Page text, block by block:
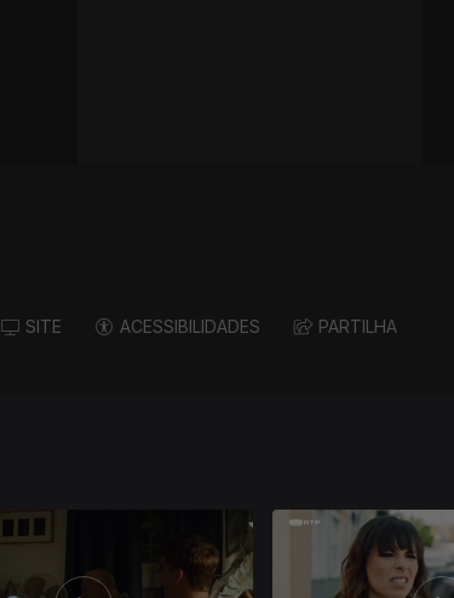
SITE ACESSIBILIDADES PARTILHA